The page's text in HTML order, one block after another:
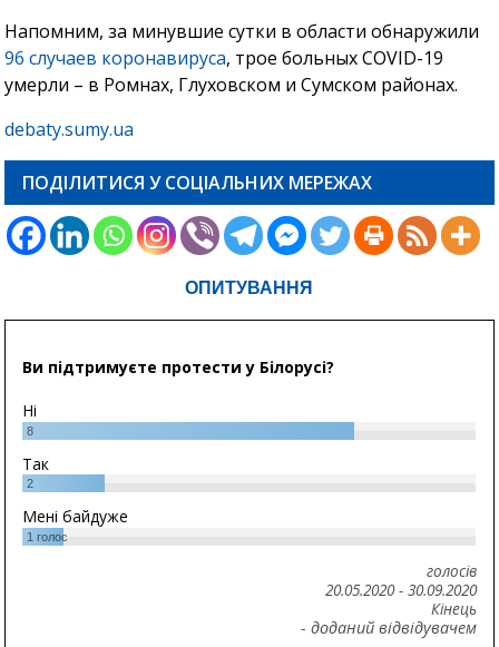
Напомним, за минувшие сутки в области обнаружили
96 случаев коронавируса, трое больных COVID-19
умерли – в Ромнах, Глуховском и Сумском районах.
debaty.sumy.ua
ПОДІЛИТИСЯ У СОЦІАЛЬНИХ МЕРЕЖАХ
ОПИТУВАННЯ
Ви підтримуєте протести у Білорусі?
Ні
8
Так
2
Мені байдуже
1 голос
голосів
20.05.2020- 30.09.2020
Кінець
- доданий відвідувачем